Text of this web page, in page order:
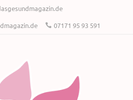
07171 95 93 591